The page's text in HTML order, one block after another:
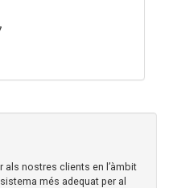
nostres clients en l’àmbit
més adequat per al